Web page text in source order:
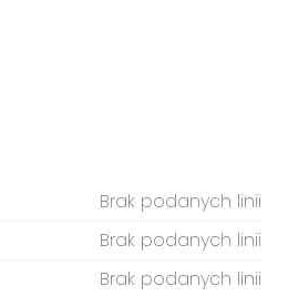
Brak podanych linii
Brak podanych linii
Brak podanych linii